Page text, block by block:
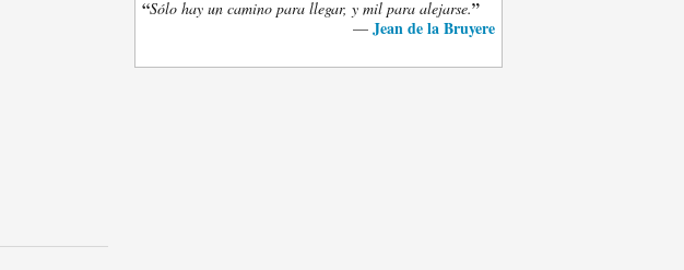
“Sólo hay un camino para llegar, y mil para alejarse.”
— Jean de la Bruyere